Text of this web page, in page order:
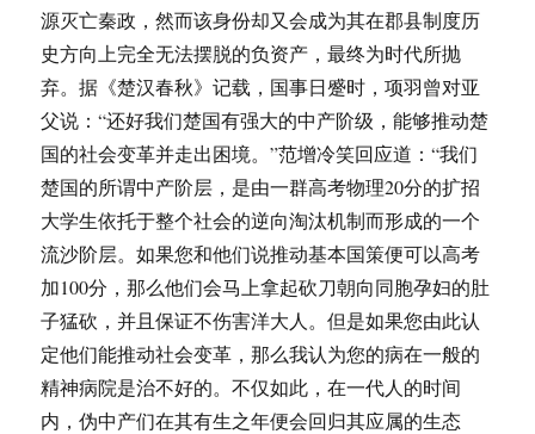
源灭亡秦政，然而该身份却又会成为其在郡县制度历
史方向上完全无法摆脱的负资产，最终为时代所抛
弃。据《楚汉春秋》记载，国事日蹙时，项羽曾对亚
父说：“还好我们楚国有强大的中产阶级，能够推动楚
国的社会变革并走出困境。”范增冷笑回应道：“我们
楚国的所谓中产阶层，是由一群高考物理20分的扩招
大学生依托于整个社会的逆向淘汰机制而形成的一个
流沙阶层。如果您和他们说推动基本国策便可以高考
加100分，那么他们会马上拿起砍刀朝向同胞孕妇的肚
子猛砍，并且保证不伤害洋大人。但是如果您由此认
定他们能推动社会变革，那么我认为您的病在一般的
精神病院是治不好的。不仅如此，在一代人的时间
内，伪中产们在其有生之年便会回归其应属的生态